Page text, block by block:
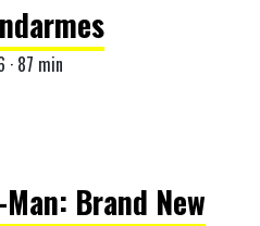
87 min
Brand New